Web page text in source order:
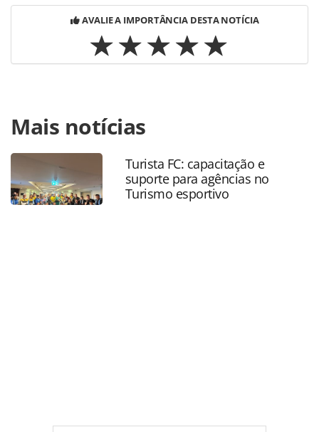
AVALIE A IMPORTÂNCIA DESTA NOTÍCIA
https://www.panrotas.com.br/noticia-
turismo/operadoras/2014/01/esportes-terao-estande-
proprio-no-workshop-agaxtur_96740.html ou as
ferramentas oferecidas na página. Todo o conteúdo
produzido pela PANROTAS Editora é protegido pela
legislação brasileira sobre direito autoral. Não reproduza o
Mais notícias
Turista FC: capacitação e
suporte para agências no
Turismo esportivo